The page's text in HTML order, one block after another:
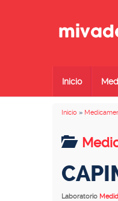
Inicio
Inicio »
Laboratorio